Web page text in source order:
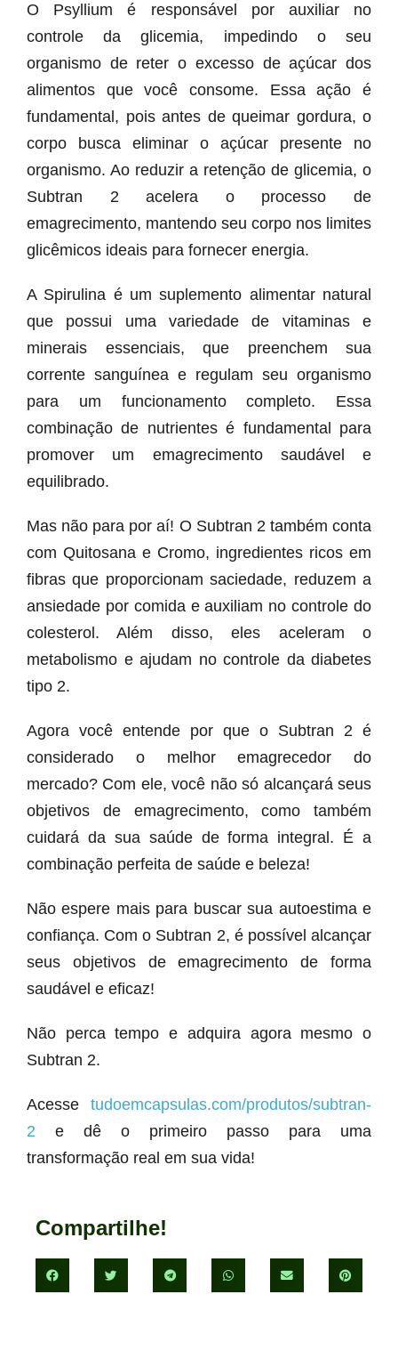
O Psyllium é responsável por auxiliar no
controle da glicemia, impedindo o seu
organismo de reter o excesso de açúcar dos
alimentos que você consome. Essa ação é
fundamental, pois antes de queimar gordura, o
corpo busca eliminar o açúcar presente no
organismo. Ao reduzir a retenção de glicemia, o
Subtran 2 acelera o processo de
emagrecimento, mantendo seu corpo nos limites
glicêmicos ideais para fornecer energia.
A Spirulina é um suplemento alimentar natural
que possui uma variedade de vitaminas e
minerais essenciais, que preenchem sua
corrente sanguínea e regulam seu organismo
para um funcionamento completo. Essa
combinação de nutrientes é fundamental para
promover um emagrecimento saudável e
equilibrado.
Mas não para por aí! O Subtran 2 também conta
com Quitosana e Cromo, ingredientes ricos em
fibras que proporcionam saciedade, reduzem a
ansiedade por comida e auxiliam no controle do
colesterol. Além disso, eles aceleram o
metabolismo e ajudam no controle da diabetes
tipo 2.
Agora você entende por que o Subtran 2 é
considerado o melhor emagrecedor do
mercado? Com ele, você não só alcançará seus
objetivos de emagrecimento, como também
cuidará da sua saúde de forma integral. É a
combinação perfeita de saúde e beleza!
Não espere mais para buscar sua autoestima e
confiança. Com o Subtran 2, é possível alcançar
seus objetivos de emagrecimento de forma
saudável e eficaz!
Não perca tempo e adquira agora mesmo o
Subtran 2.
Acesse tudoemcapsulas.com/produtos/subtran-
2 e dê o primeiro passo para uma
transformação real em sua vida!
Compartilhe!